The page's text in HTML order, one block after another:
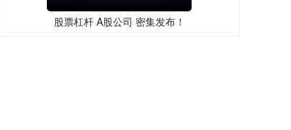
股票杠杆 A股公司 密集发布！